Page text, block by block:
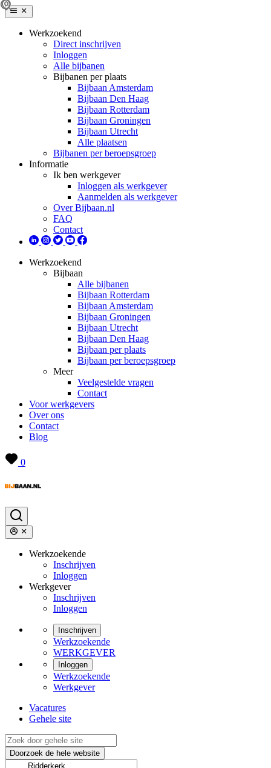
Werkzoekend
Direct inschrijven
Inloggen
Alle bijbanen
Bijbanen per plaats
Bijbaan Amsterdam
Bijbaan Den Haag
Bijbaan Rotterdam
Bijbaan Groningen
Bijbaan Utrecht
Alle plaatsen
Bijbanen per beroepsgroep
Informatie
Ik ben werkgever
Inloggen als werkgever
Aanmelden als werkgever
Over Bijbaan.nl
FAQ
Contact
Werkzoekend
Bijbaan
Alle bijbanen
Bijbaan Rotterdam
Bijbaan Amsterdam
Bijbaan Groningen
Bijbaan Utrecht
Bijbaan Den Haag
Bijbaan per plaats
Bijbaan per beroepsgroep
Meer
Veelgestelde vragen
Contact
Voor werkgevers
Over ons
Contact
Blog
0
Werkzoekende
Inschrijven
Inloggen
Werkgever
Inschrijven
Inloggen
Inschrijven
Werkzoekende
WERKGEVER
Inloggen
Werkzoekende
Werkgever
Vacatures
Gehele site